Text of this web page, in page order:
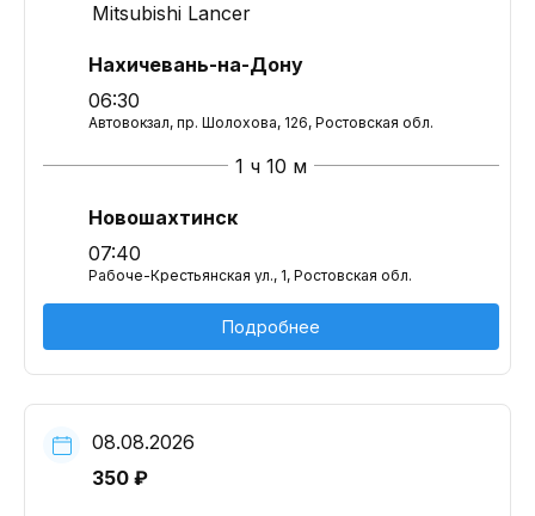
Mitsubishi Lancer
Нахичевань-на-Дону
06:30
Автовокзал, пр. Шолохова, 126, Ростовская обл.
1 ч 10 м
Новошахтинск
07:40
Рабоче-Крестьянская ул., 1, Ростовская обл.
Подробнее
08.08.2026
350 ₽